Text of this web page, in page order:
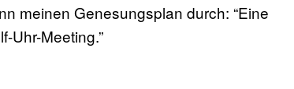
meinen Genesungsplan durch: “Eine
Uhr-Meeting.”